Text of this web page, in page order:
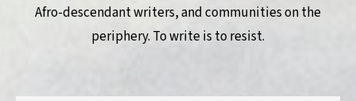
Afro-descendant writers, and communities on the
periphery. To write is to resist.